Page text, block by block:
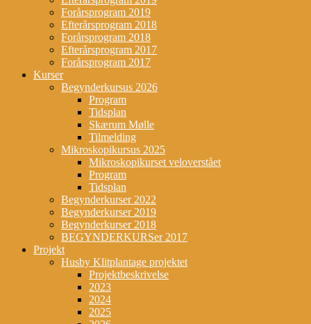
Forårsprogram 2019
Efterårsprogram 2018
Forårsprogram 2018
Efterårsprogram 2017
Forårsprogram 2017
Kurser
Begynderkursus 2026
Program
Tidsplan
Skærum Mølle
Tilmelding
Mikroskopikursus 2025
Mikroskopikurset veloverstået
Program
Tidsplan
Begynderkurser 2022
Begynderkurser 2019
Begynderkurser 2018
BEGYNDERKURSer 2017
Projekt
Husby Klitplantage projektet
Projektbeskrivelse
2023
2024
2025